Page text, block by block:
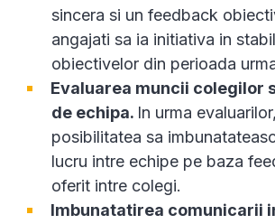
sincera si un feedback
angajati sa ia initiativa in
obiectivelor din perioada
Evaluarea muncii colegilor
de echipa. In urma
posibilitatea sa
lucru intre echipe pe baza
oferit intre colegi.
Imbunatatirea comunicarii